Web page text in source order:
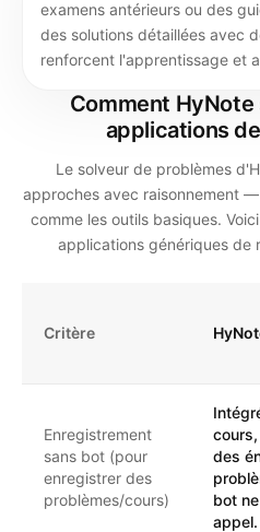
examens antérieurs ou des
des solutions détaillées avec
renforcent l'apprentissage et
Comment
applications
Le solveur de problèmes
approches avec raisonnement
comme les outils basiques.
applications génériques de
Critère
Enregistrement
sans bot (pour
enregistrer des
problèmes/cours)
des
bot
appel.